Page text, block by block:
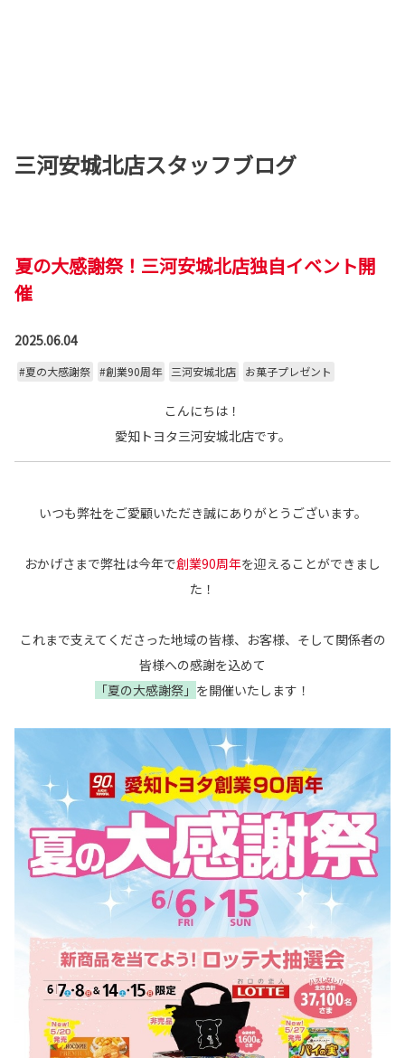
三河安城北店スタッフブログ
夏の大感謝祭！三河安城北店独自イベント開
催
2025.06.04
#夏の大感謝祭 #創業90周年 三河安城北店 お菓子プレゼント
こんにちは！
愛知トヨタ三河安城北店です。
いつも弊社をご愛顧いただき誠にありがとうございます。
おかげさまで弊社は今年で創業90周年を迎えることができまし
た！
これまで支えてくださった地域の皆様、お客様、そして関係者の
皆様への感謝を込めて
「夏の大感謝祭」 を開催いたします！